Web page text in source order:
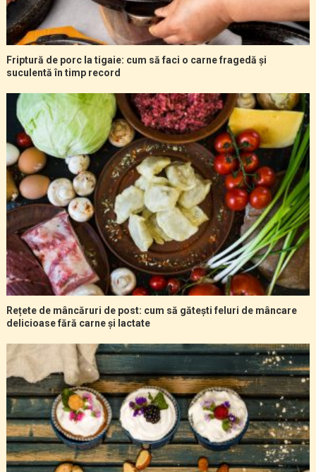
Friptură de porc la tigaie: cum să faci o carne fragedă și
suculentă în timp record
Rețete de mâncăruri de post: cum să gătești feluri de mâncare
delicioase fără carne și lactate